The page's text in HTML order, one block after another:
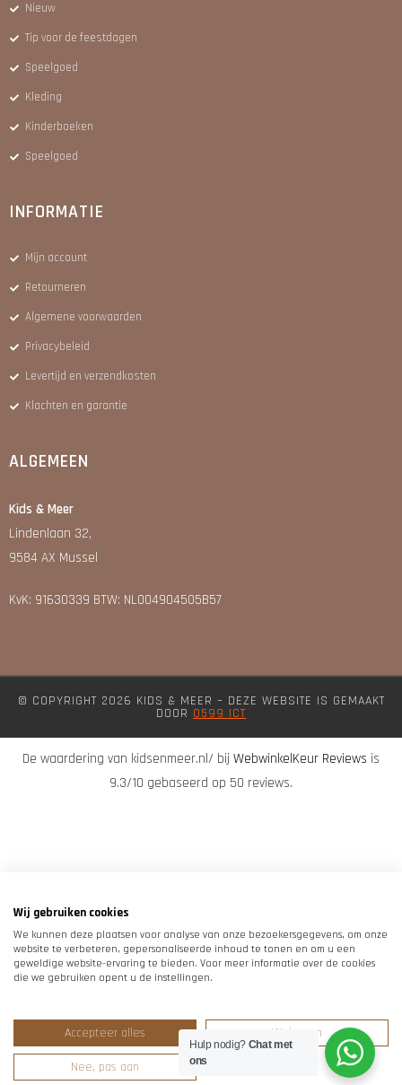
Nieuw
Tip voor de feestdagen
Speelgoed
Kleding
Kinderboeken
Speelgoed
INFORMATIE
Mijn account
Retourneren
Algemene voorwaarden
Privacybeleid
Levertijd en verzendkosten
Klachten en garantie
ALGEMEEN
Kids & Meer
Lindenlaan 32,
9584 AX Mussel
KvK: 91630339 BTW: NL004904505B57
© COPYRIGHT 2026 KIDS & MEER – DEZE WEBSITE IS GEMAAKT
DOOR 0599 ICT
De waardering van kidsenmeer.nl/ bij WebwinkelKeur Reviews is
9.3/10 gebaseerd op 50 reviews.
Hulp nodig? Chat met
ons
Wij gebruiken cookies
We kunnen deze plaatsen voor analyse van onze bezoekersgegevens, om onze
website te verbeteren, gepersonaliseerde inhoud te tonen en om u een
geweldige website-ervaring te bieden. Voor meer informatie over de cookies
die we gebruiken opent u de instellingen.
Accepteer alles Weigeren
Nee, pas aan